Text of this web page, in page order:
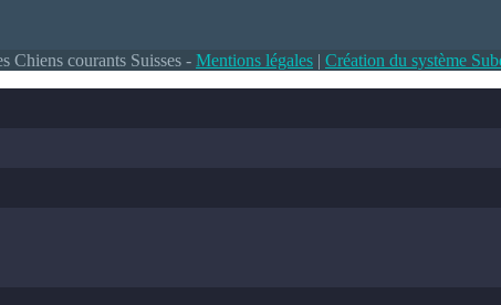
Chiens courants Suisses - Mentions légales | Création du système